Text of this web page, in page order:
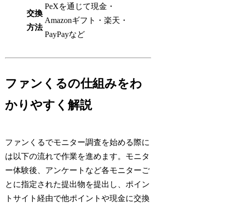
交換
方法
PeXを通じて現金・
Amazonギフト・楽天・
PayPayなど
ファンくるの仕組みをわ
かりやすく解説
ファンくるでモニター調査を始める際に
は以下の流れで作業を進めます。モニタ
ー体験後、アンケートなど各モニターご
とに指定された提出物を提出し、ポイン
トサイト経由で他ポイントや現金に交換